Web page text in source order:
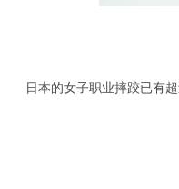
日本的女子职业摔跤已有